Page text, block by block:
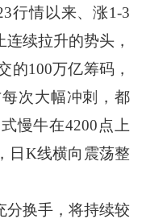
行情以来、涨1-3
续拉升的势头，
的100万亿筹码，
次大幅冲刺，都
慢牛在4200点上
日K线横向震荡整
换手，将持续较